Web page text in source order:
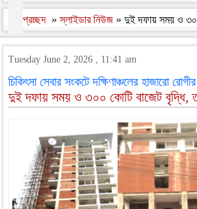
প্রচ্ছদ »স্লাইডার নিউজ » দুই দফায় সময় ও ৩০০
Tuesday June 2, 2026 , 11:41 am
চিকিৎসা সেবার সংকটে দক্ষিণাঞ্চলের হাজারো
দুই দফায় সময় ও ৩০০ কোটি বাজেট বৃদ্ধি,